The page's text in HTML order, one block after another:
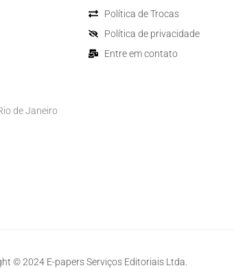
de Janeiro
Política de Trocas
Política de privacidade
Entre em contato
© 2024 E-papers Serviços Editoriais Ltda.